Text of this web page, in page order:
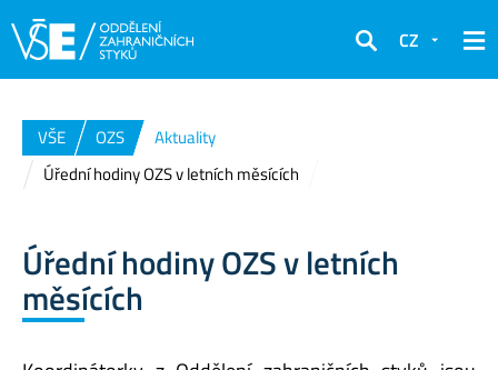
Hledat
CZ
VŠE OZS
Aktuality
Úřední hodiny OZS v letních měsících
Úřední hodiny OZS v letních
měsících